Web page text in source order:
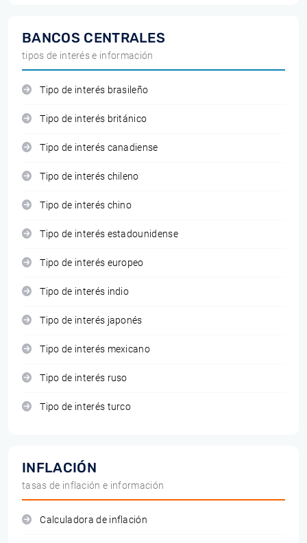
BANCOS CENTRALES
tipos de interés e información
Tipo de interés brasileño
Tipo de interés británico
Tipo de interés canadiense
Tipo de interés chileno
Tipo de interés chino
Tipo de interés estadounidense
Tipo de interés europeo
Tipo de interés indio
Tipo de interés japonés
Tipo de interés mexicano
Tipo de interés ruso
Tipo de interés turco
INFLACIÓN
tasas de inflación e información
Calculadora de inflación